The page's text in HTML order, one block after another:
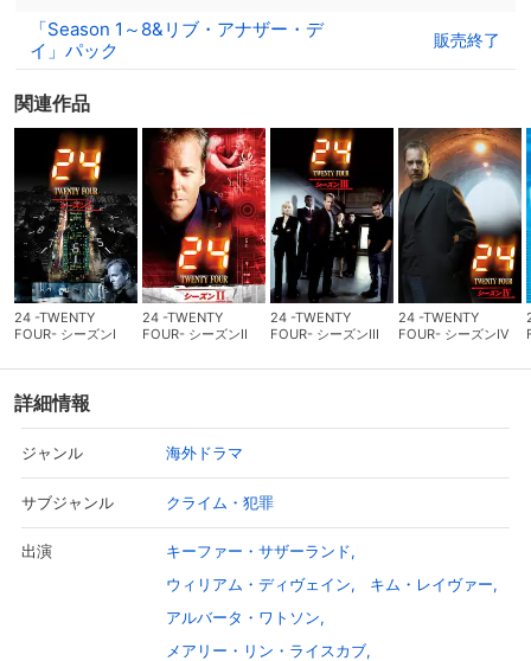
「Season 1～8&リブ・アナザー・デ
イ」パック
販売終了
関連作品
24 -TWENTY
FOUR- シーズンI
24 -TWENTY
FOUR- シーズンII
24 -TWENTY
FOUR- シーズンIII
24 -TWENTY
FOUR- シーズンIV
詳細情報
ジャンル 海外ドラマ
サブジャンル クライム・犯罪
出演
キーファー・サザーランド
ウィリアム・ディヴェイン
キム・レイヴァー
アルバータ・ワトソン
メアリー・リン・ライスカブ